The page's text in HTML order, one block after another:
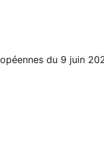
du 9 juin